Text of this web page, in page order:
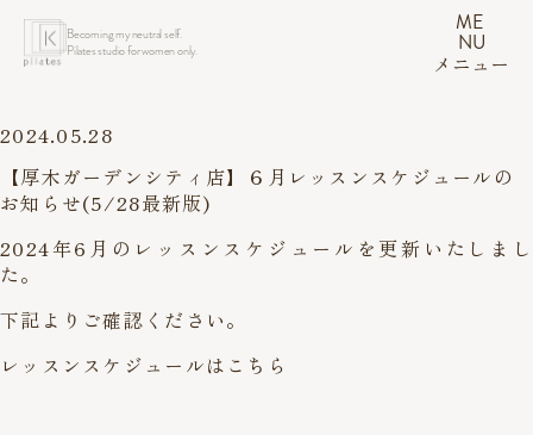
Becoming my neutral self.
Pilates studio for women only.
ME
NU
メニュー
2024.05.28
【厚木ガーデンシティ店】６月レッスンスケジュールの
お知らせ(5/28最新版)
2024年6月のレッスンスケジュールを更新いたしまし
た。
下記よりご確認ください。
レッスンスケジュールはこちら